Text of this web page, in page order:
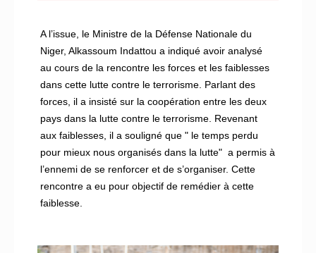
A l’issue, le Ministre de la Défense Nationale du
Niger, Alkassoum Indattou a indiqué avoir analysé
au cours de la rencontre les forces et les faiblesses
dans cette lutte contre le terrorisme. Parlant des
forces, il a insisté sur la coopération entre les deux
pays dans la lutte contre le terrorisme. Revenant
aux faiblesses, il a souligné que " le temps perdu
pour mieux nous organisés dans la lutte" a permis à
l’ennemi de se renforcer et de s’organiser. Cette
rencontre a eu pour objectif de remédier à cette
faiblesse.